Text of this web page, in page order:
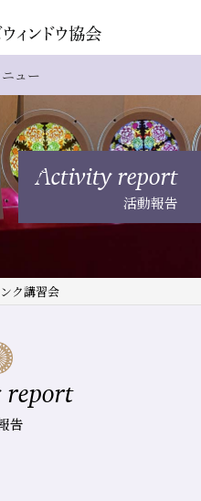
ニュー
ー
閉
Activity report
活動報告
ク講習会
告